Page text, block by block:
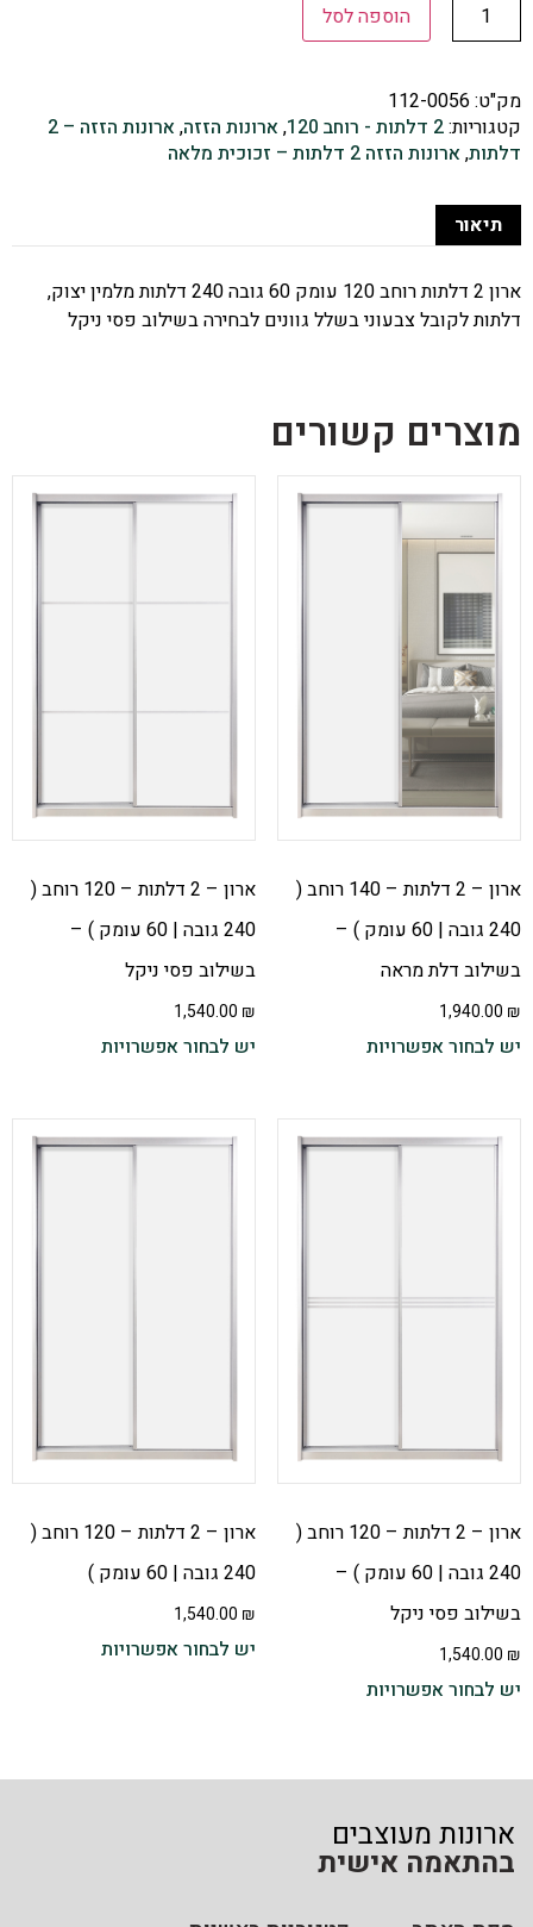
הוספה לסל
מק"ט:112-0056
קטגוריות:2 דלתות - רוחב 120 , ארונות הזזה,
ארונות הזזה – 2
דלתות, ארונות הזזה 2 דלתות – זכוכית מלאה
תיאור
ארון 2 דלתות רוחב 120 עומק 60 גובה 240 דלתות מלמין יצוק,
דלתות לקובל צבעוני בשלל גוונים לבחירה בשילוב פסי ניקל
מוצרים קשורים
ארון – 2 דלתות – 140 רוחב (
240 גובה | 60 עומק ) –
בשילוב דלת מראה
1,940.00 ₪
יש לבחור אפשרויות
ארון – 2 דלתות – 120 רוחב (
240 גובה | 60 עומק ) –
בשילוב פסי ניקל
1,540.00 ₪
יש לבחור אפשרויות
ארון – 2 דלתות – 120 רוחב (
240 גובה | 60 עומק ) –
בשילוב פסי ניקל
1,540.00 ₪
יש לבחור אפשרויות
ארון – 2 דלתות – 120 רוחב (
240 גובה | 60 עומק )
1,540.00 ₪
יש לבחור אפשרויות
ארונות מעוצבים
בהתאמה אישית